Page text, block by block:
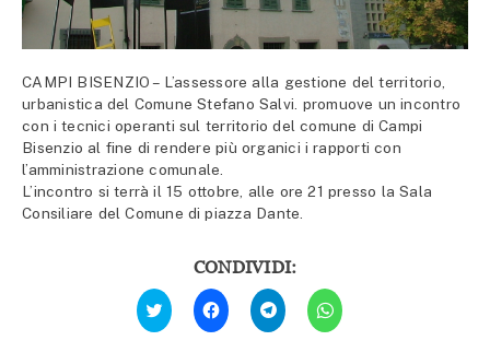
CAMPI BISENZIO – L’assessore alla gestione del territorio,
urbanistica del Comune Stefano Salvi. promuove un incontro
con i tecnici operanti sul territorio del comune di Campi
Bisenzio al fine di rendere più organici i rapporti con
l’amministrazione comunale.
L’incontro si terrà il 15 ottobre, alle ore 21 presso la Sala
Consiliare del Comune di piazza Dante.
CONDIVIDI:
Fai
clic
qui
Fai
clic
per
condividere
Fai
clic
per
condividere
Fai
clic
per